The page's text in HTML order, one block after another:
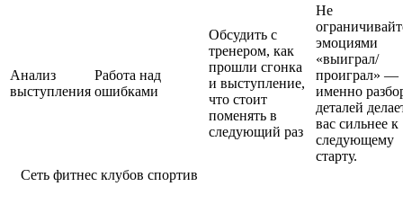
Анализ
выступления
Работа над
ошибками
Обсудить с
тренером, как
прошли сгонка
и выступление,
что стоит
поменять в
следующий раз
Не
эмоциями
«выиграл/
проиграл» —
именно
деталей
вас сильнее к
следующему
старту.
Сеть фитнес клубов спортив